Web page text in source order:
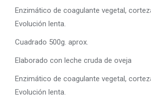
Enzimático de coagulante vegetal,
Evolución lenta.
Cuadrado 500g. aprox.
Elaborado con leche cruda de oveja
Enzimático de coagulante vegetal,
Evolución lenta.